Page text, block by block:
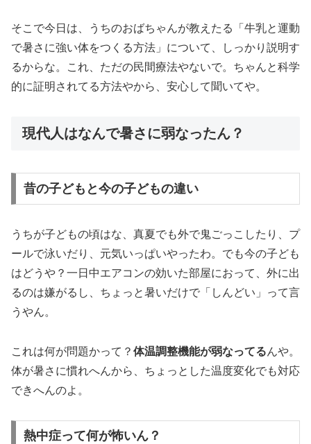
そこで今日は、うちのおばちゃんが教えたる「牛乳と運動
で暑さに強い体をつくる方法」について、しっかり説明す
るからな。これ、ただの民間療法やないで。ちゃんと科学
的に証明されてる方法やから、安心して聞いてや。
現代人はなんで暑さに弱なったん？
昔の子どもと今の子どもの違い
うちが子どもの頃はな、真夏でも外で鬼ごっこしたり、プ
ールで泳いだり、元気いっぱいやったわ。でも今の子ども
はどうや？一日中エアコンの効いた部屋におって、外に出
るのは嫌がるし、ちょっと暑いだけで「しんどい」って言
うやん。
これは何が問題かって？ 体温調整機能が弱なってるんや。
体が暑さに慣れへんから、ちょっとした温度変化でも対応
できへんのよ。
熱中症って何が怖いん？